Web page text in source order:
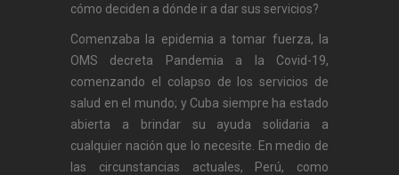
cómo deciden a dónde ir a dar sus servicios?
Comenzaba la epidemia a tomar fuerza, la
OMS decreta Pandemia a la Covid-19,
comenzando el colapso de los servicios de
salud en el mundo; y Cuba siempre ha estado
abierta a brindar su ayuda solidaria a
cualquier nación que lo necesite. En medio de
las circunstancias actuales, Perú, como